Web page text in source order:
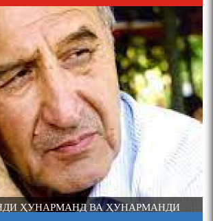
метро?
Мирзо
Каратог
ЯК ХАЛҚ САДРИДДИН АЙНӢ